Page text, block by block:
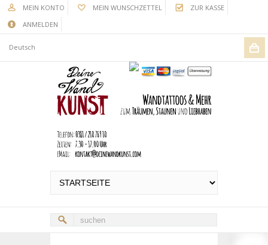
MEIN KONTO MEIN WUNSCHZETTEL
ZUR KASSE
ANMELDEN
Deutsch